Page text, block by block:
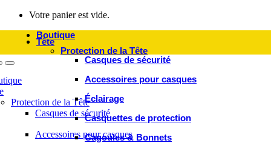
Votre panier est vide.
Boutique
Tête
Protection de la Tête
Casques de sécurité
Accessoires pour casques
Éclairage
Casquettes de protection
Cagoules & Bonnets
Protection de la Tête
Casques de sécurité
Accessoires pour casques